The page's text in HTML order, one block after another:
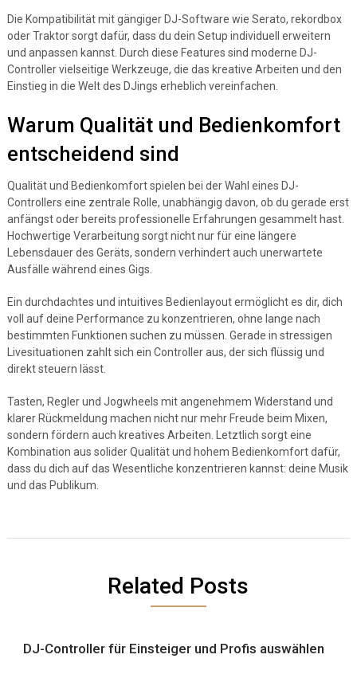
Die Kompatibilität mit gängiger DJ-Software wie Serato, rekordbox
oder Traktor sorgt dafür, dass du dein Setup individuell erweitern
und anpassen kannst. Durch diese Features sind moderne DJ-
Controller vielseitige Werkzeuge, die das kreative Arbeiten und den
Einstieg in die Welt des DJings erheblich vereinfachen.
Warum Qualität und Bedienkomfort
entscheidend sind
Qualität und Bedienkomfort spielen bei der Wahl eines DJ-
Controllers eine zentrale Rolle, unabhängig davon, ob du gerade erst
anfängst oder bereits professionelle Erfahrungen gesammelt hast.
Hochwertige Verarbeitung sorgt nicht nur für eine längere
Lebensdauer des Geräts, sondern verhindert auch unerwartete
Ausfälle während eines Gigs.
Ein durchdachtes und intuitives Bedienlayout ermöglicht es dir, dich
voll auf deine Performance zu konzentrieren, ohne lange nach
bestimmten Funktionen suchen zu müssen. Gerade in stressigen
Livesituationen zahlt sich ein Controller aus, der sich flüssig und
direkt steuern lässt.
Tasten, Regler und Jogwheels mit angenehmem Widerstand und
klarer Rückmeldung machen nicht nur mehr Freude beim Mixen,
sondern fördern auch kreatives Arbeiten. Letztlich sorgt eine
Kombination aus solider Qualität und hohem Bedienkomfort dafür,
dass du dich auf das Wesentliche konzentrieren kannst: deine Musik
und das Publikum.
Related Posts
DJ-Controller für Einsteiger und Profis auswählen